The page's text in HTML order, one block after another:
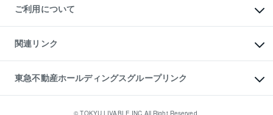
ご紹介・再契約特典
入居者様専用-各種ご案内（賃貸）
東急こすもす会「こすもすWeb」
ご利用について
金融商品取引について
東急リバブル ソーシャルメディアポリシー
ご意見・お問い合わせ（金融商品取引専用の相談・お問い合わせ窓口）
ダイレクトメール（郵送物）・Eメールなどの送付停止について
関連リンク
これからご結婚される方に東急百貨店のブライダルクラブ
人材サービスのご用命は 東急リバブルスタッフ株式会社まで
東北の逸品を贈ります 東北すぐれものセレクション
東急不動産ホールディングスグループリンク
東急コミュニティー© TOKYU LIVABLE,INC.All Right Reserved.